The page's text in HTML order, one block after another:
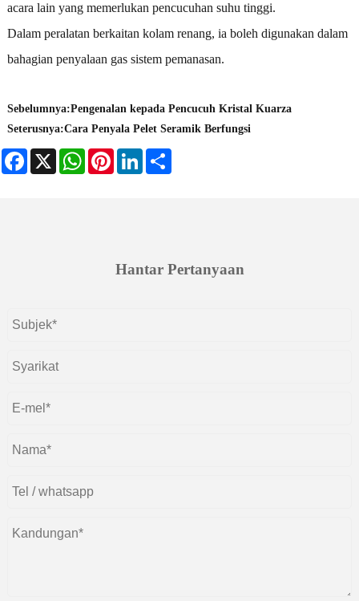
acara lain yang memerlukan pencucuhan suhu tinggi.
Dalam peralatan berkaitan kolam renang, ia boleh digunakan dalam
bahagian penyalaan gas sistem pemanasan.
Sebelumnya:Pengenalan kepada Pencucuh Kristal Kuarza
Seterusnya:Cara Penyala Pelet Seramik Berfungsi
Facebook
X WhatsAppPinterestLinkedIn
Hantar Pertanyaan